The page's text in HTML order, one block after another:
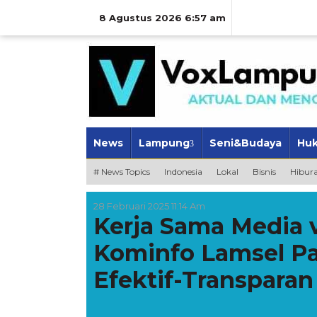
8 Agustus 2026 6:57 am
News Lampung Seni&Budaya
# News Topics Indonesia Lokal Bisnis
28 Februari 2025 11:14 Am
Kerja Sama Media
Kominfo Lamsel
Efektif-